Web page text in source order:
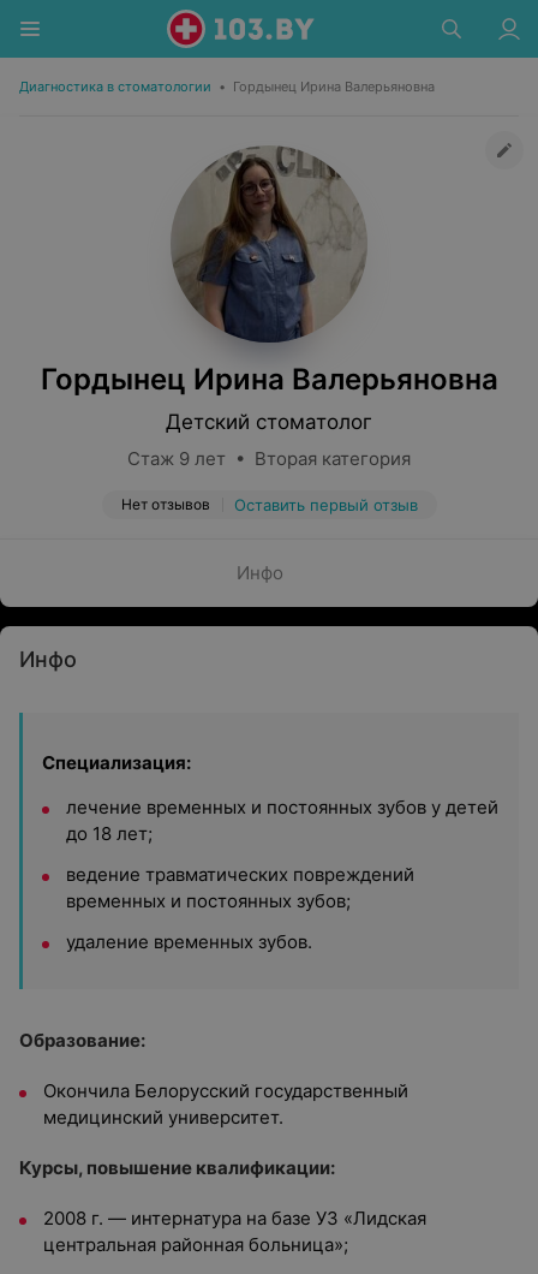
Диагностика в стоматологии • Гордынец Ирина Валерьяновна
Гордынец Ирина Валерьяновна
Детский стоматолог
Стаж 9 лет • Вторая категория
Нет отзывов Оставить первый отзыв
Инфо
Инфо
Специализация:
лечение временных и постоянных зубов у детей
до 18 лет;
ведение травматических повреждений
временных и постоянных зубов;
удаление временных зубов.
Образование:
Окончила Белорусский государственный
медицинский университет.
Курсы, повышение квалификации:
2008 г. — интернатура на базе УЗ «Лидская
центральная районная больница»;